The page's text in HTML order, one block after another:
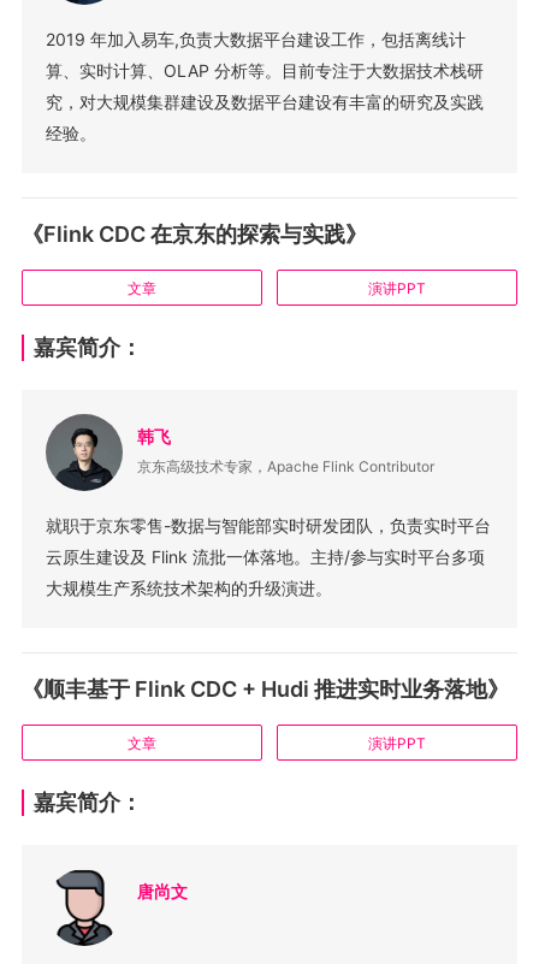
2019 年加入易车,负责大数据平台建设工作，包括离线计
算、实时计算、OLAP 分析等。目前专注于大数据技术栈研
究，对大规模集群建设及数据平台建设有丰富的研究及实践
经验。
《Flink CDC 在京东的探索与实践》
文章 演讲PPT
嘉宾简介：
韩飞
京东高级技术专家，Apache Flink Contributor
就职于京东零售-数据与智能部实时研发团队，负责实时平台
云原生建设及 Flink 流批一体落地。主持/参与实时平台多项
大规模生产系统技术架构的升级演进。
《顺丰基于 Flink CDC + Hudi 推进实时业务落地》
文章 演讲PPT
嘉宾简介：
唐尚文